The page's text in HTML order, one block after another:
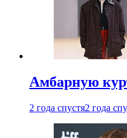
Амбарную
2 года спустя2 года